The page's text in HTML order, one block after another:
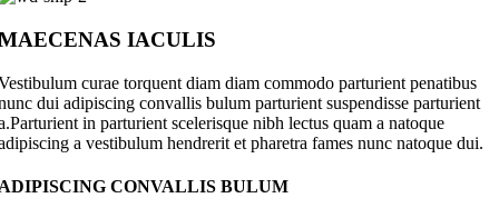
IACULIS
curae torquent diam diam commodo parturient penatibus
dui adipiscing convallis bulum parturient suspendisse parturient
in parturient scelerisque nibh lectus quam a natoque
a vestibulum hendrerit et pharetra fames nunc natoque dui.
CONVALLIS BULUM